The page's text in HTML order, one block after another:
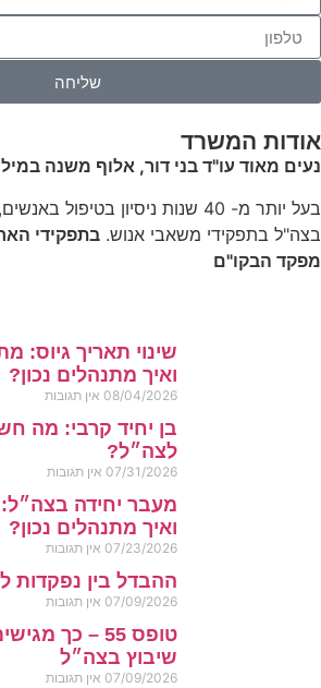
שליחה
אודות המשרד
נעים מאוד עו"ד בני דור, אלוף משנה
בצה"ל בתפקידי משאבי אנוש. בתפקידי
מפקד הבקו"ם
שינוי תאריך גיוס:
ואיך מתנהלים נכון?
08/04/2026 אין תגובות
בן יחיד קרבי: מה
לצה״ל?
07/31/2026 אין תגובות
מעבר יחידה
ואיך מתנהלים נכון?
07/23/2026 אין תגובות
ההבדל בין נפקדות
07/09/2026 אין תגובות
טופס 55 – כך
שיבוץ בצה״ל
07/09/2026 אין תגובות